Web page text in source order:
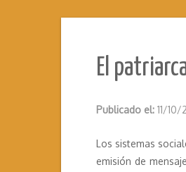
El
Publicado el: 11/10/
Los sistemas
emisión de